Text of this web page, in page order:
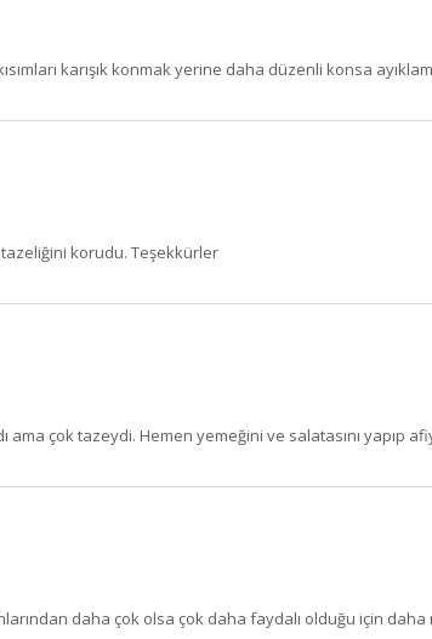
karışık konmak yerine daha düzenli konsa
tazeliğini korudu. Teşekkürler
ama çok tazeydi. Hemen yemeğini ve salatasını yapıp
daha çok olsa çok daha faydalı olduğu için